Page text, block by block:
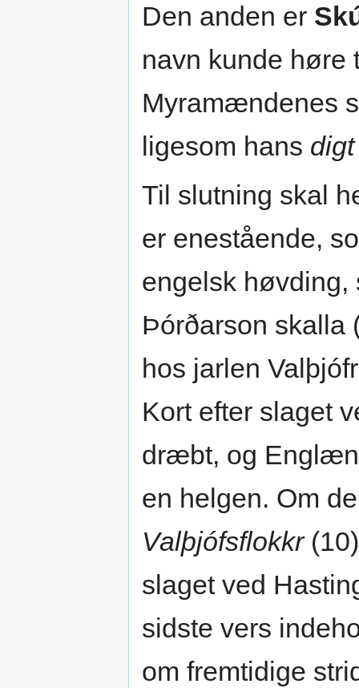
Den anden er
navn kunde høre
Myramændenes
ligesom hans
Til slutning skal
er enestående,
engelsk
Þórðarson skalla
hos jarlen
Kort efter slaget
dræbt, og
en helgen. Om
Valþjófsflokkr
slaget ved
sidste vers
om fremtidige